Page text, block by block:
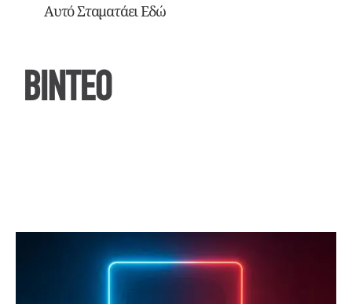
Αυτό Σταματάει Εδώ
ΒΙΝΤΕΟ